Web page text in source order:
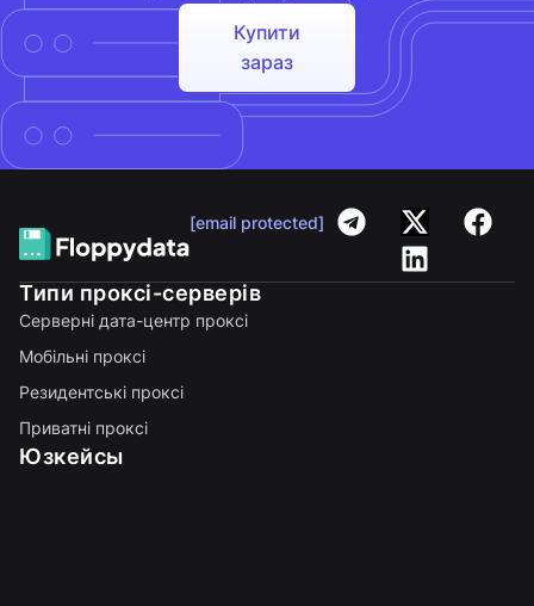
Купити
зараз
[email protected]
Типи проксі-серверів
Серверні дата-центр проксі
Мобільні проксі
Резидентські проксі
Приватні проксі
Юзкейсы